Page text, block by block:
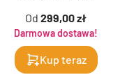
Od 299,00 zł
Darmowa dostawa!
Kup teraz